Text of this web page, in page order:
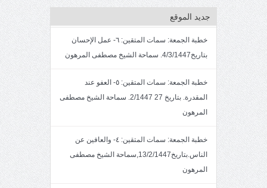
جديد الموقع
خطبة الجمعة: سمات المتقين: ٦- عمل الإحسان
بتاريخ4/3/1447. سماحة الشيخ مصطفى المرهون
خطبة الجمعة: سمات المتقين: ٥- العفو عند
المقدرة. بتاريخ 27 2/1447. سماحة الشيخ مصطفى
المرهون
خطبة الجمعة: سمات المتقين: ٤- والعافين عن
الناس.بتاريخ13/2/1447,سماحة الشيخ مصطفى
المرهون